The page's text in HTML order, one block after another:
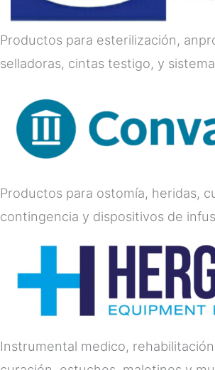
Productos para esterilización,
selladoras, cintas testigo, y
Productos para ostomía, heridas,
contingencia y dispositivos de
Instrumental medico,